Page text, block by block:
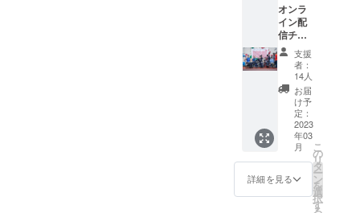
オンラ
イン配
信チ
ケット
＋
force+s
tartロン
グTシャ
ツ＋感
謝のお
手紙 ※
色は黒
のみ ※
プリン
トは胸
中央に
支援
者：
14人
お届
け予
定：
2023
年03
月
詳細を見る
こ
の
リ
タ
ー
ン
を
選
択
す